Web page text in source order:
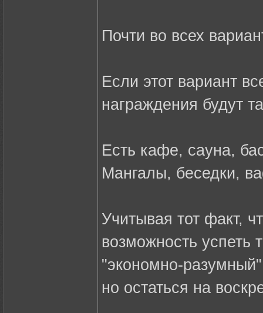
Почти во всех
Если этот вариант
награждения будут
Есть кафе, сауна,
Мангалы, беседки,
Учитывая тот факт,
возможность успеть
"экономно-разумный"
но остаться на